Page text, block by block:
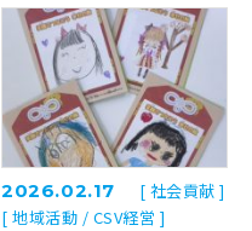
2026.02.17
[ 社会貢献 ]
[ 地域活動 / CSV経営 ]